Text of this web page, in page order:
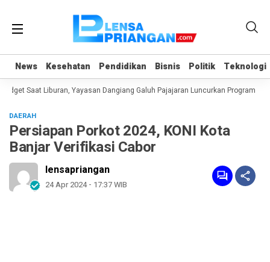
News Kesehatan Pendidikan Bisnis Politik Teknologi
News Kesehatan Pendidikan Bisnis Politik Teknologi
Saat Liburan, Yayasan Dangiang Galuh Pajajaran Luncurkan Program
DAERAH
Persiapan Porkot 2024, KONI Kota
Banjar Verifikasi Cabor
lensapriangan
24 Apr 2024 - 17:37 WIB